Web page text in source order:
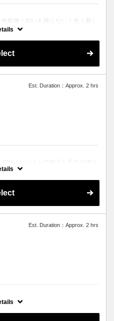
刺激！匂いも残らない！全く新し
トメニュー☆ ※根元２ｃｍまでの
Est. Duration：Approx. 2 hrs
ー、ブロー込み
Est. Duration：Approx. 2 hrs
ャンプー、ブロー込み